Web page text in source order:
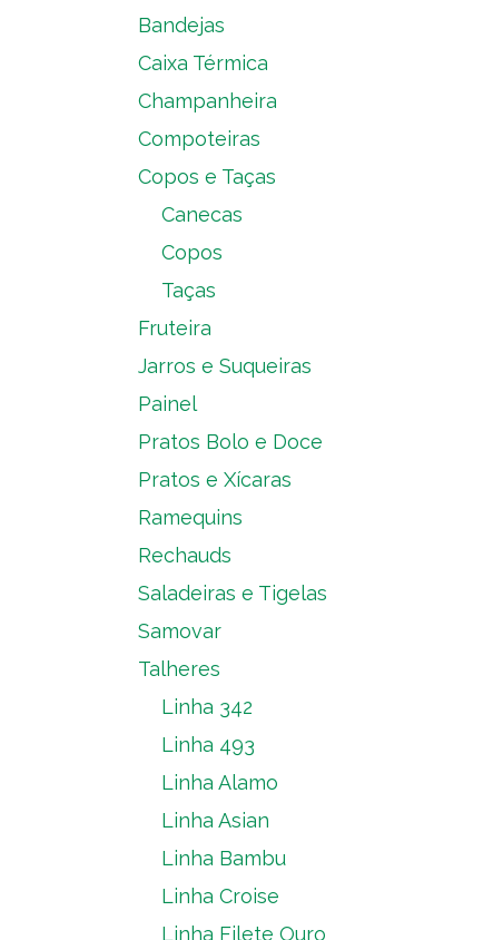
Bandejas
Caixa Térmica
Champanheira
Compoteiras
Copos e Taças
Canecas
Copos
Taças
Fruteira
Jarros e Suqueiras
Painel
Pratos Bolo e Doce
Pratos e Xícaras
Ramequins
Rechauds
Saladeiras e Tigelas
Samovar
Talheres
Linha 342
Linha 493
Linha Alamo
Linha Asian
Linha Bambu
Linha Croise
Linha Filete Ouro